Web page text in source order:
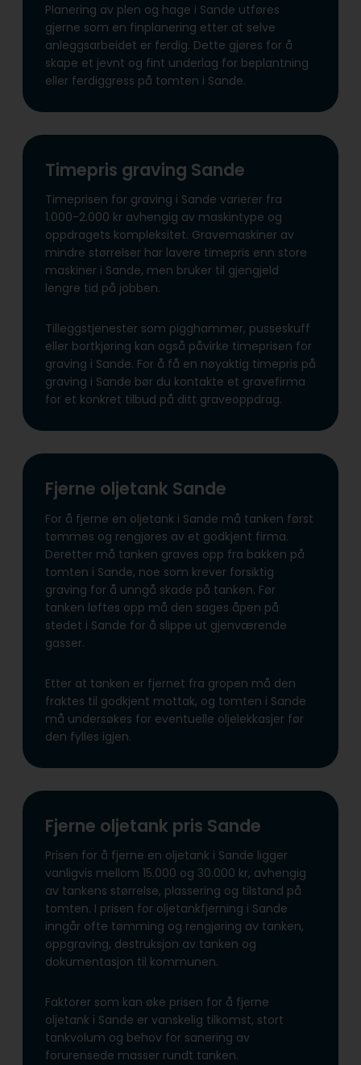
Planering av plen og hage i Sande utføres
gjerne som en finplanering etter at selve
anleggsarbeidet er ferdig. Dette gjøres for å
skape et jevnt og fint underlag for beplantning
eller ferdiggress på tomten i Sande.
Timepris graving Sande
Timeprisen for graving i Sande varierer fra
1.000-2.000 kr avhengig av maskintype og
oppdragets kompleksitet. Gravemaskiner av
mindre størrelser har lavere timepris enn store
maskiner i Sande, men bruker til gjengjeld
lengre tid på jobben.
Tilleggstjenester som pigghammer, pusseskuff
eller bortkjøring kan også påvirke timeprisen for
graving i Sande. For å få en nøyaktig timepris på
graving i Sande bør du kontakte et gravefirma
for et konkret tilbud på ditt graveoppdrag.
Fjerne oljetank Sande
For å fjerne en oljetank i Sande må tanken først
tømmes og rengjøres av et godkjent firma.
Deretter må tanken graves opp fra bakken på
tomten i Sande, noe som krever forsiktig
graving for å unngå skade på tanken. Før
tanken løftes opp må den sages åpen på
stedet i Sande for å slippe ut gjenværende
gasser.
Etter at tanken er fjernet fra gropen må den
fraktes til godkjent mottak, og tomten i Sande
må undersøkes for eventuelle oljelekkasjer før
den fylles igjen.
Fjerne oljetank pris Sande
Prisen for å fjerne en oljetank i Sande ligger
vanligvis mellom 15.000 og 30.000 kr, avhengig
av tankens størrelse, plassering og tilstand på
tomten. I prisen for oljetankfjerning i Sande
inngår ofte tømming og rengjøring av tanken,
oppgraving, destruksjon av tanken og
dokumentasjon til kommunen.
Faktorer som kan øke prisen for å fjerne
oljetank i Sande er vanskelig tilkomst, stort
tankvolum og behov for sanering av
forurensede masser rundt tanken.